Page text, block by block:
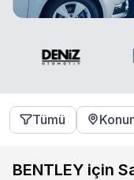
Tümü
BENTLEY için